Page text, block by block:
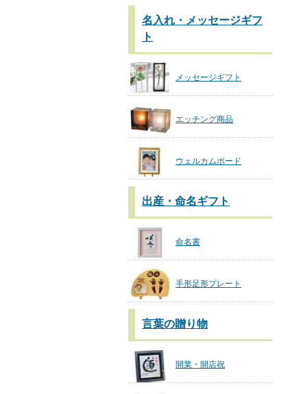
名入れ・メッセージギフ
ト
メッセージギフト
エッチング商品
ウェルカムボード
出産・命名ギフト
命名書
手形足形プレート
言葉の贈り物
開業・開店祝